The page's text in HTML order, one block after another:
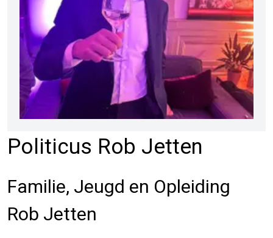
Politicus Rob Jetten
Familie, Jeugd en Opleiding
Rob Jetten